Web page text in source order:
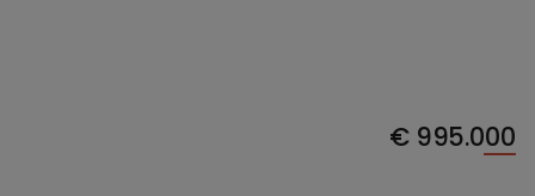
€995.000